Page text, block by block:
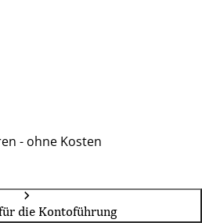
- ohne Kosten
die Kontoführung